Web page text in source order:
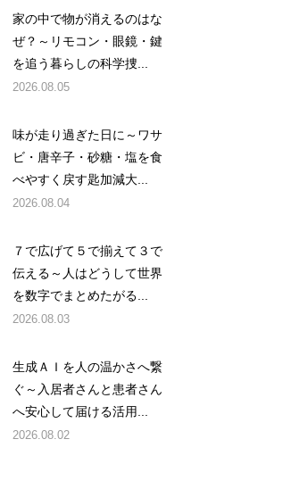
家の中で物が消えるのはな
ぜ？～リモコン・眼鏡・鍵
を追う暮らしの科学捜...
2026.08.05
味が走り過ぎた日に～ワサ
ビ・唐辛子・砂糖・塩を食
べやすく戻す匙加減大...
2026.08.04
７で広げて５で揃えて３で
伝える～人はどうして世界
を数字でまとめたがる...
2026.08.03
生成ＡＩを人の温かさへ繋
ぐ～入居者さんと患者さん
へ安心して届ける活用...
2026.08.02